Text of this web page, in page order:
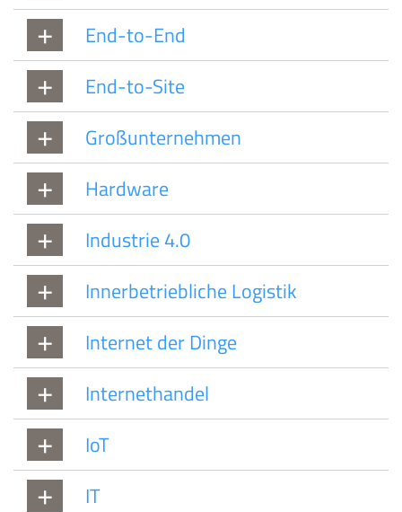
End-to-End
End-to-Site
Großunternehmen
Hardware
Industrie 4.0
Innerbetriebliche Logistik
Internet der Dinge
Internethandel
IoT
IT